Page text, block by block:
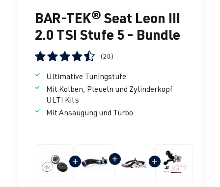
BAR-TEK® Seat Leon III
2.0 TSI Stufe 5 - Bundle
(20)
Ultimative Tuningstufe
Mit Kolben, Pleueln und Zylinderkopf
ULTI Kits
Mit Ansaugung und Turbo
+ + +